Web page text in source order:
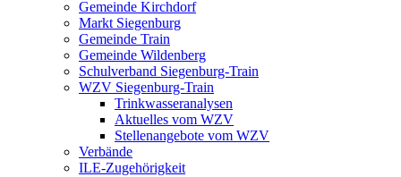
Gemeinde Kirchdorf
Markt Siegenburg
Gemeinde Train
Gemeinde Wildenberg
Schulverband Siegenburg-Train
WZV Siegenburg-Train
Trinkwasseranalysen
Aktuelles vom WZV
Stellenangebote vom WZV
Verbände
ILE-Zugehörigkeit